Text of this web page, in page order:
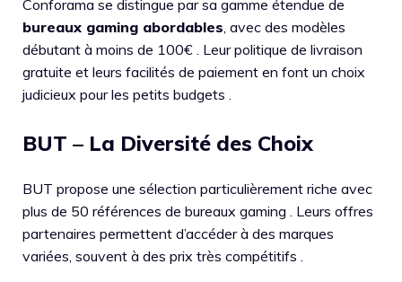
Conforama se distingue par sa gamme étendue de
bureaux gaming abordables, avec des modèles
débutant à moins de 100€ . Leur politique de livraison
gratuite et leurs facilités de paiement en font un choix
judicieux pour les petits budgets .
BUT – La Diversité des Choix
BUT propose une sélection particulièrement riche avec
plus de 50 références de bureaux gaming . Leurs offres
partenaires permettent d’accéder à des marques
variées, souvent à des prix très compétitifs .